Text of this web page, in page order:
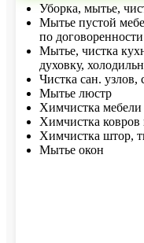
Уборка, мытье,
Мытье пустой
по договоренности
Мытье, чистка
духовку,
Чистка сан. узлов,
Мытье люстр
Химчистка мебели
Химчистка
Химчистка штор,
Мытье окон